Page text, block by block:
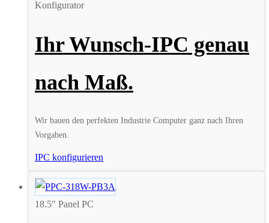
Konfigurator
Ihr Wunsch-IPC genau
nach Maß.
Wir bauen den perfekten Industrie Computer ganz nach Ihren
Vorgaben.
IPC konfigurieren
18.5" Panel PC